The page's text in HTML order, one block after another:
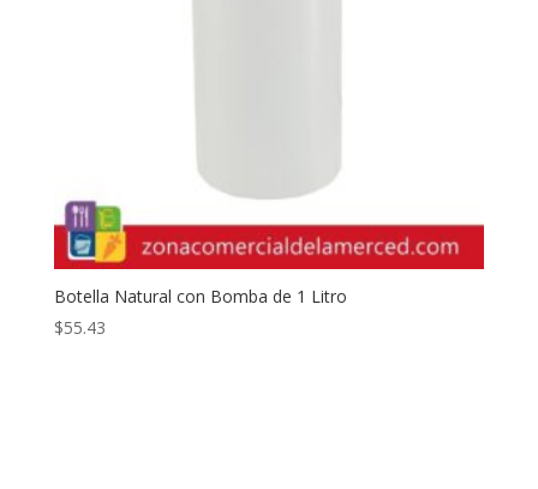
Botella Natural con Bomba de 1 Litro
$55.43